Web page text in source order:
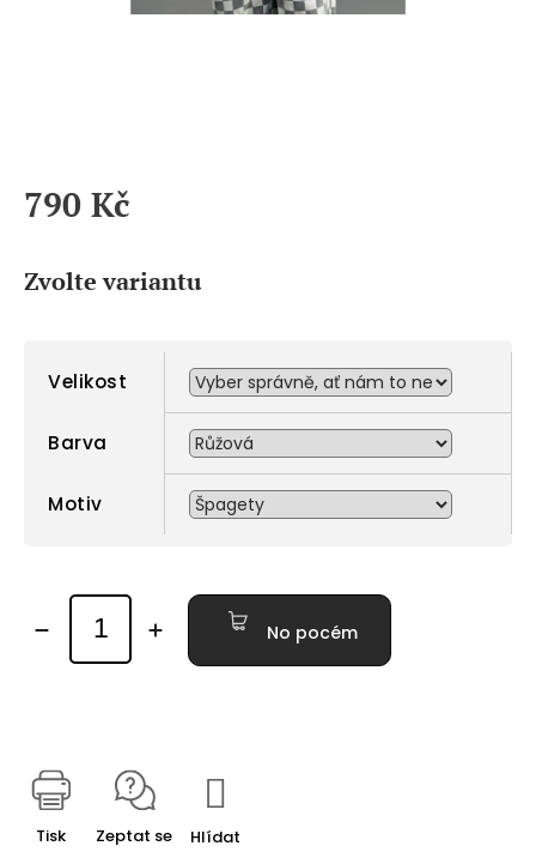
790 Kč
Zvolte variantu
Velikost
Barva
Motiv
No pocém
Tisk Zeptat se Hlídat